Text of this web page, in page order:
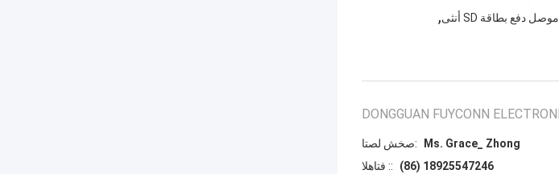
موصل دفع بطاقة SD أنثى ,
DONGGUAN FUYCONN
اتصل شخص:
Ms. Grace_ Zhong
الهاتف ::
(86) 18925547246